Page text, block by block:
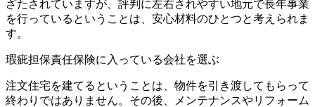
ざたされていますが、 評判に左右されやすい地元で長年事業
を行っている ということは、安心材料のひとつと考えられま
す。
瑕疵担保責任保険に入っている会社を選ぶ
注文住宅を建てるということは、物件を引き渡してもらって
終わりではありません。その後、メンテナンスやリフォーム